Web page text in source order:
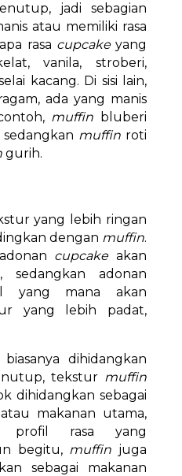
jadi sebagian
atau memiliki rasa
rasa cupcakeyang
vanila, stroberi,
kacang. Di sisi lain,
ada yang manis
muffin bluberi
sedangkan muffinroti
gurih.
yang lebih ringan
dengan muffin.
cupcakeakan
adonan
yang mana akan
yang lebih padat,
dihidangkan
tekstur muffin
dihidangkan sebagai
makanan utama,
profil rasa yang
begitu, muffin juga
sebagai makanan